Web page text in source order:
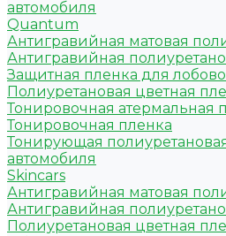
автомобиля
Quantum
Антигравийная матовая
Антигравийная
Защитная пленка для
Полиуретановая цветная
Тонировочная атермальная
Тонировочная пленка
Тонирующая
автомобиля
Skincars
Антигравийная матовая
Антигравийная
Полиуретановая цветная